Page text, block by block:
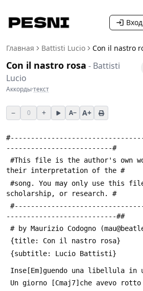
Вход
Главная Battisti Lucio Con il nastro
Con il nastro rosa - Battisti
Lucio
Аккорды·текст
− 0 + A− A+
#----------------------------------
--------------------------#
their interpretation of the #
scholarship, or research. #
---------------------------##
# by Maurizio Codogno
{title: Con il nastro rosa}
{subtitle: Lucio Battisti}
Inse[Em]guendo una libellula in
Un giorno [Cmaj7]che avevo